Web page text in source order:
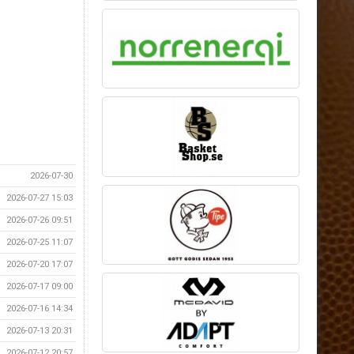
2026-07-30
2026-07-27 15:03
2026-07-26 09:51
2026-07-25 11:07
2026-07-20 17:07
2026-07-17 09:00
2026-07-16 14:34
2026-07-13 20:31